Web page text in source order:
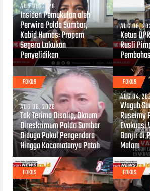
AUG 08, 2026
Insiden Pemukulan oleh
Perwira Polda Sumbar,
Kabid Humas: Propam
Segera Lakukan
Penyelidikan
AUG 08,
Ketua
Rusli
FOKUS
AUG 08, 2026
Tak Terima Disalip, Oknum
Direskrimum Polda Sumbar
Diduga Pukul Pengendara
Hingga Kacamatanya Patah
FOKUS
AUG 04,
Wagub
Ruseimy
Evakuasi
Banjir di
Malam
FOKUS FOKUS